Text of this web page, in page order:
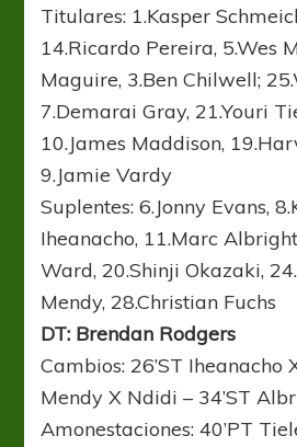
Titulares: 1.Kasper
14.Ricardo Pereira, 5.Wes
Maguire, 3.Ben Chilwell;
7.Demarai Gray, 21.Youri
10.James Maddison,
9.Jamie Vardy
Suplentes: 6.Jonny Evans,
Iheanacho, 11.Marc
Ward, 20.Shinji Okazaki,
Mendy, 28.Christian Fuchs
DT: Brendan Rodgers
Cambios: 26’ST Iheanacho
Mendy X Ndidi – 34’ST
Amonestaciones: 40’PT